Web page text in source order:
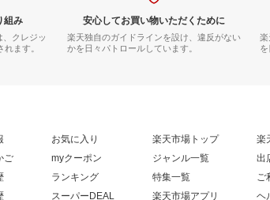
組み
クレジッ
ます。
安心してお買い物いただくために
楽天独自のガイドラインを設け、違反がない
かを日々パトロールしています。
楽
を
ご
お気に入り
myクーポン
ランキング
スーパーDEAL
楽天市場トップ
ジャンル一覧
特集一覧
楽天市場アプリ
楽
出
ご
ヘ